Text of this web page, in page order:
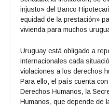
injusto» del Banco
equidad de la prestación»
vivienda para muchos
Uruguay está obligado a
internacionales cada
violaciones a los derechos
Para ello, el país cuenta
Derechos Humanos, la
Humanos, que depende de